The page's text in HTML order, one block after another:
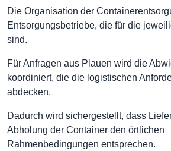
Die Organisation der
Entsorgungsbetriebe, die für die
sind.
Für Anfragen aus Plauen wird die
koordiniert, die die logistischen
abdecken.
Dadurch wird sichergestellt, dass
Abholung der Container den örtlichen
Rahmenbedingungen entsprechen.